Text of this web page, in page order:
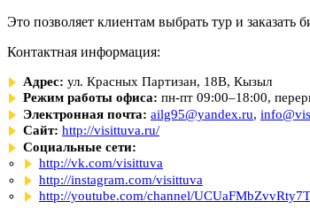
Это позволяет клиентам выбрать тур и
Контактная информация:
Адрес: ул. Красных Партизан, 18В, Кызыл
Режим работы офиса: пн-пт 09:00–18:00,
Электронная почта: ailg95@yandex.ru,
Сайт: http://visittuva.ru/
Социальные сети:
http://vk.com/visittuva
http://instagram.com/visittuva
http://youtube.com/channel/